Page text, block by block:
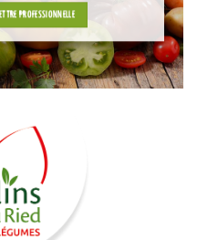
PROFESSIONNELLE